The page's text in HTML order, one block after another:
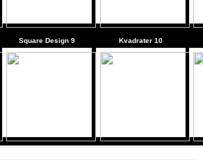
Square Design 9 Kvadrater 10